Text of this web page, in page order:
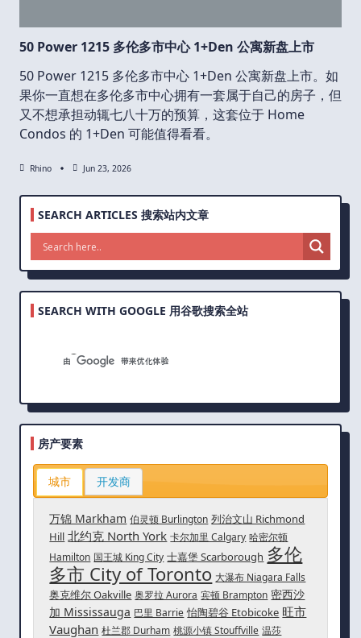
50 Power 1215 多伦多市中心 1+Den 公寓新盘上市
50 Power 1215 多伦多市中心 1+Den 公寓新盘上市。如
果你一直想在多伦多市中心拥有一套属于自己的房子，但
又不想承担动辄七八十万的预算，这套位于 Home
Condos 的 1+Den 可能值得看看。
Rhino Jun 23, 2026
SEARCH ARTICLES 搜索站内文章
SEARCH WITH GOOGLE 用谷歌搜索全站
房产要素
城市 开发商
万锦 Markham 伯灵顿 Burlington 列治文山 Richmond
Hill 北约克 North York 卡尔加里 Calgary 哈密尔顿
Hamilton 国王城 King City 士嘉堡 Scarborough 多伦
多市 City of Toronto 大瀑布 Niagara Falls
奥克维尔 Oakville 奥罗拉 Aurora 宾顿 Brampton 密西沙
加 Mississauga 巴里 Barrie 怡陶碧谷 Etobicoke 旺市
Vaughan 杜兰郡 Durham 桃源小镇 Stouffville 温莎